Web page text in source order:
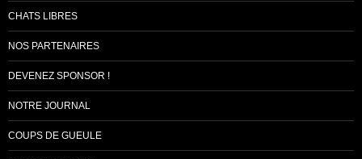
CHATS LIBRES
NOS PARTENAIRES
DEVENEZ SPONSOR !
NOTRE JOURNAL
COUPS DE GUEULE